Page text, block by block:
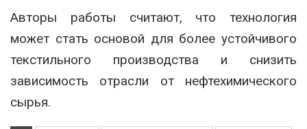
Авторы работы считают, что технология
может стать основой для более устойчивого
текстильного производства и снизить
зависимость отрасли от нефтехимического
сырья.